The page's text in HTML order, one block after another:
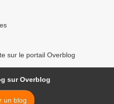
sur le portail Overblog
sur Overblog
un blog